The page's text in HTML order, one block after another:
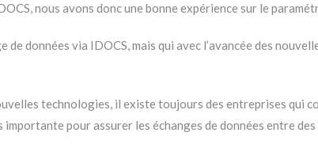
nous avons donc une bonne expérience sur le
de données via IDOCS, mais qui avec l’avancée des
technologies, il existe toujours des entreprises qui
pour assurer les échanges de données entre